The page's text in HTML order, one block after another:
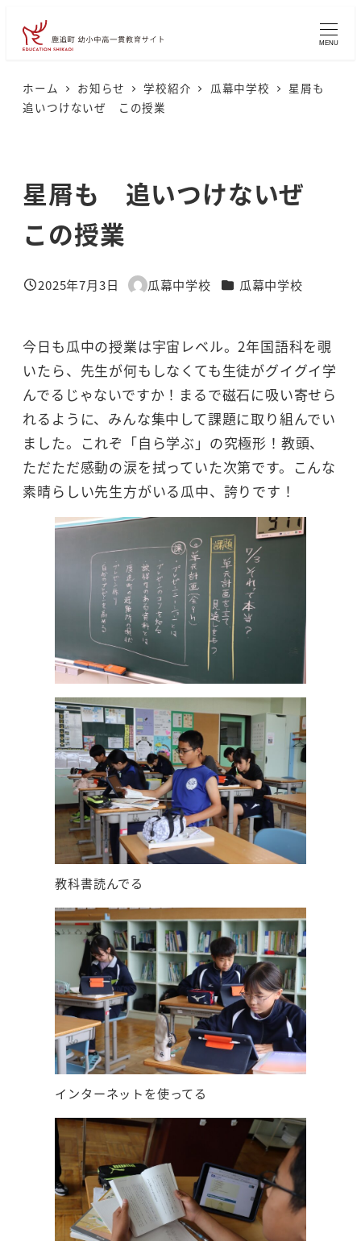
MENU
ホーム お知らせ 学校紹介 瓜幕中学校
星屑も
追いつけないぜ この授業
星屑も 追いつけないぜ
この授業
投稿日
2025年7月3日
著
瓜幕中学校 カテゴリー
瓜幕中学校
今日も瓜中の授業は宇宙レベル。2年国語科を覗
いたら、先生が何もしなくても生徒がグイグイ学
んでるじゃないですか！まるで磁石に吸い寄せら
れるように、みんな集中して課題に取り組んでい
ました。これぞ「自ら学ぶ」の究極形！教頭、
ただただ感動の涙を拭っていた次第です。こんな
素晴らしい先生方がいる瓜中、誇りです！
教科書読んでる
インターネットを使ってる